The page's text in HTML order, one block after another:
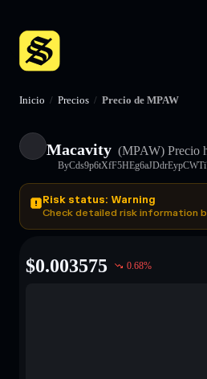
Inicio / Precios / Precio de MPAW
Macavity (MPAW) Precio
Risk status: Warning
Check detailed risk information
$0.003575 0.68%